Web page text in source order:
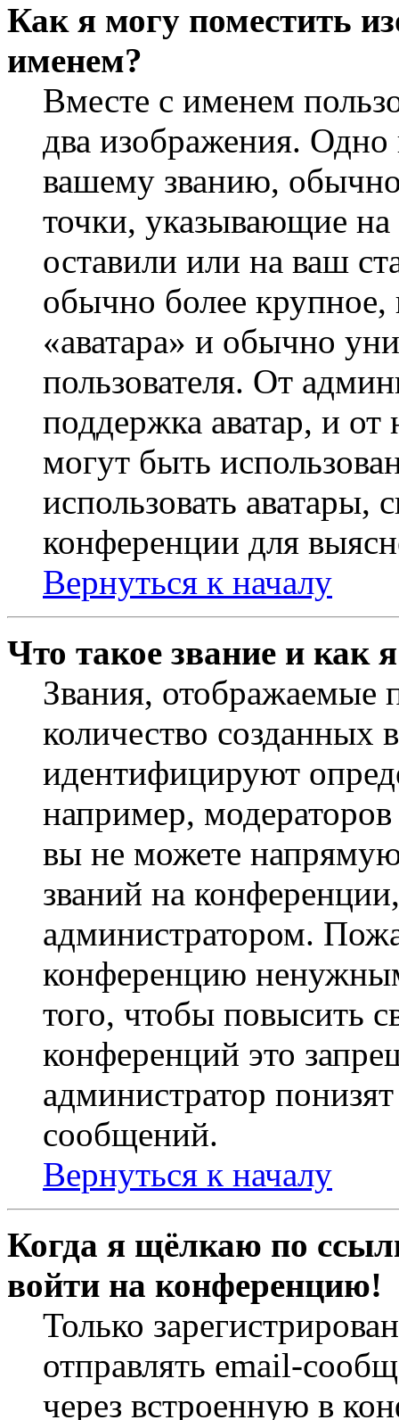
Как я могу поместить
именем?
Вместе с именем
два изображения.
вашему званию, обычно
точки, указывающие
оставили или на ваш
обычно более крупное,
«аватара» и обычно
пользователя. От
поддержка аватар, и от
могут быть
использовать аватары,
конференции для
Вернуться к началу
Что такое звание и как
Звания,
количество
идентифицируют
например,
вы не можете
званий на
администратором.
конференцию
того, чтобы повысить
конференций это
администратор
сообщений.
Вернуться к началу
Когда я щёлкаю по
войти на конференцию!
Только
отправлять email-
через встроенную в